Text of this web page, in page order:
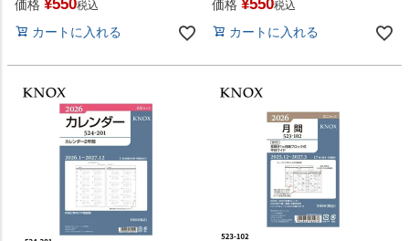
価格 ¥550税込
カートに入れる
価格 ¥550税込
カートに入れる